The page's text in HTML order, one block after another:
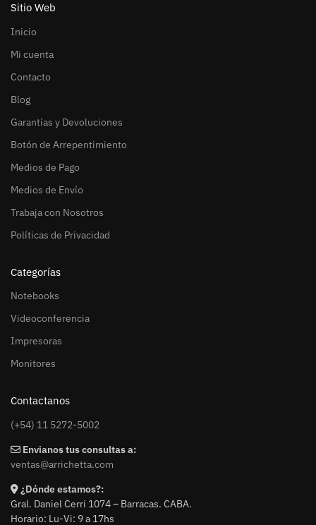
Sitio Web
Inicio
Mi cuenta
Contacto
Blog
Garantías y Devoluciones
Botón de Arrepentimiento
Medios de Pago
Medios de Envío
Trabaja con Nosotros
Políticas de Privacidad
Categorías
Notebooks
Videoconferencia
Impresoras
Monitores
Contactanos
(+54) 11 5272-5002
Envianos tus consultas a:
ventas@arrichetta.com
¿Dónde estamos?:
Gral. Daniel Cerri 1074 – Barracas. CABA.
Horario: Lu-Vi: 9 a 17hs